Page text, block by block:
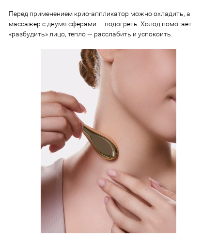
Перед применением крио-аппликатор можно охладить, а
массажер с двумя сферами — подогреть. Холод помогает
«разбудить» лицо, тепло — расслабить и успокоить.